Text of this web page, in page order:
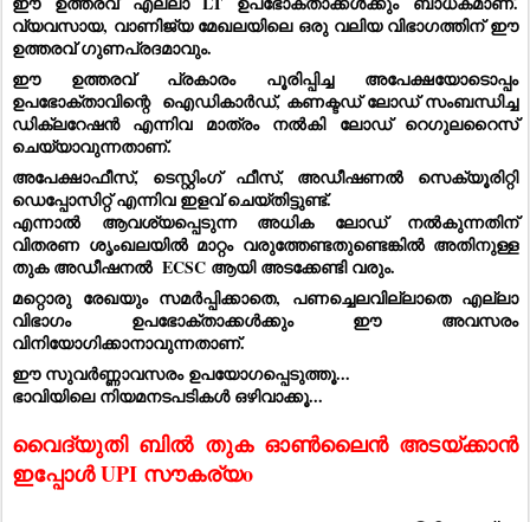
വ്യവസായ, വാണിജ്യ മേഖലയിലെ ഒരു വലിയ വിഭാഗത്തിന് ഈ
ഉത്തരവ് ഗുണപ്രദമാവും.
ഈ ഉത്തരവ് പ്രകാരം പൂരിപ്പിച്ച അപേക്ഷയോടൊപ്പം
ഉപഭോക്താവിന്റെ  ഐഡികാർഡ്, കണക്ടഡ് ലോഡ് സംബന്ധിച്ച
ഡിക്ലറേഷൻ എന്നിവ മാത്രം നൽകി ലോഡ് റെഗുലറൈസ്
ചെയ്യാവുന്നതാണ്.
അപേക്ഷാഫീസ്, ടെസ്റ്റിംഗ് ഫീസ്, അഡീഷണൽ സെക്യൂരിറ്റി
ഡെപ്പോസിറ്റ് എന്നിവ ഇളവ് ചെയ്തിട്ടുണ്ട്.
എന്നാൽ ആവശ്യപ്പെടുന്ന അധിക ലോഡ് നൽകുന്നതിന്
വിതരണ ശൃംഖലയിൽ മാറ്റം വരുത്തേണ്ടതുണ്ടെങ്കിൽ അതിനുള്ള
തുക അഡീഷനൽ  ECSC ആയി അടക്കേണ്ടി വരും.
മറ്റൊരു രേഖയും സമർപ്പിക്കാതെ, പണച്ചെലവില്ലാതെ എല്ലാ
വിഭാഗം ഉപഭോക്താക്കൾക്കും ഈ അവസരം
വിനിയോഗിക്കാനാവുന്നതാണ്.
ഈ സുവർണ്ണാവസരം ഉപയോഗപ്പെടുത്തൂ...
ഭാവിയിലെ നിയമനടപടികൾ ഒഴിവാക്കൂ...
വൈദ്യുതി ബിൽ തുക ഓൺലൈൻ അടയ്ക്കാൻ
ഇപ്പോൾ UPI സൗകര്യo